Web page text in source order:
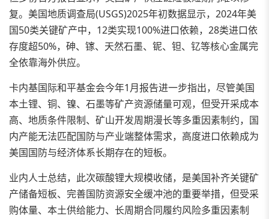
复。美国地质调查局(USGS)2025年初数据显示，2024年美
国50类关键矿产中，12类实现100%进口依赖，28类进口依
存度超50%，砷、镓、天然石墨、铌、钽、钇等核心金属完
全依靠海外供应。
卡内基国际和平基金会今年1月报告进一步指出，尽管美国
本土锂、铜、镍、石墨等矿产资源储量可观，但受开采成本
高、地质条件限制、矿山开发周期漫长等多重因素制约，国
内产能无法匹配国防与产业端整体需求，高度进口依赖成为
美国国防与经济体系长期存在的短板。
业内人士总结，此次碳酸锂大规模收储，是美国补齐关键矿
产储备短板、完善国防资源安全缓冲池的重要举措，但受采
购体量、本土供给能力、长周期合同履约风险多重因素制